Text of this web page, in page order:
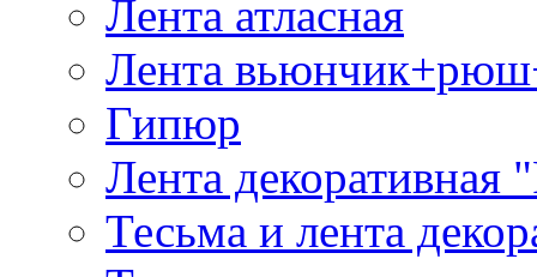
Лента атласная
Лента
Гипюр
Лента декоративная
Тесьма и лента